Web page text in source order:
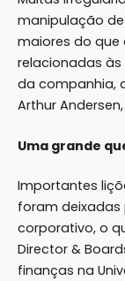
manipulação
maiores do que
relacionadas
da companhia,
Arthur
Uma grande
Importantes
foram deixadas
corporativo, o
Director &
finanças na